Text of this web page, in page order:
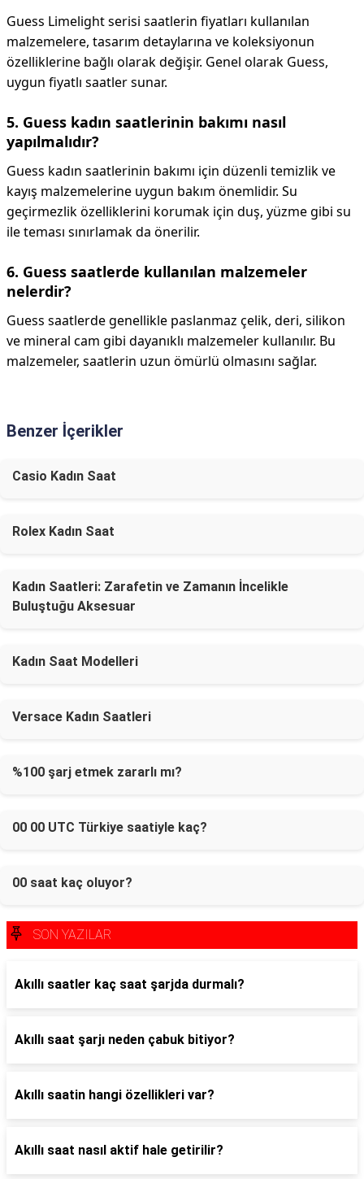
Guess Limelight serisi saatlerin fiyatları kullanılan
malzemelere, tasarım detaylarına ve koleksiyonun
özelliklerine bağlı olarak değişir. Genel olarak Guess,
uygun fiyatlı saatler sunar.
5. Guess kadın saatlerinin bakımı nasıl
yapılmalıdır?
Guess kadın saatlerinin bakımı için düzenli temizlik ve
kayış malzemelerine uygun bakım önemlidir. Su
geçirmezlik özelliklerini korumak için duş, yüzme gibi su
ile teması sınırlamak da önerilir.
6. Guess saatlerde kullanılan malzemeler
nelerdir?
Guess saatlerde genellikle paslanmaz çelik, deri, silikon
ve mineral cam gibi dayanıklı malzemeler kullanılır. Bu
malzemeler, saatlerin uzun ömürlü olmasını sağlar.
Benzer İçerikler
Casio Kadın Saat
Rolex Kadın Saat
Kadın Saatleri: Zarafetin ve Zamanın İncelikle
Buluştuğu Aksesuar
Kadın Saat Modelleri
Versace Kadın Saatleri
%100 şarj etmek zararlı mı?
00 00 UTC Türkiye saatiyle kaç?
00 saat kaç oluyor?
SON YAZILAR
Akıllı saatler kaç saat şarjda durmalı?
Akıllı saat şarjı neden çabuk bitiyor?
Akıllı saatin hangi özellikleri var?
Akıllı saat nasıl aktif hale getirilir?